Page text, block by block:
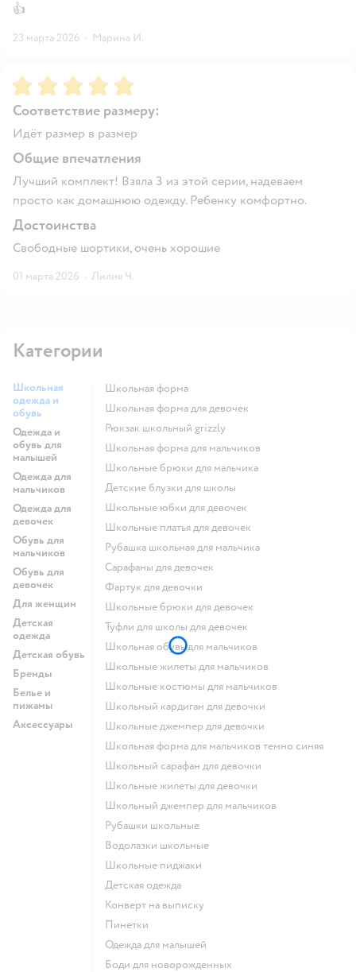
👍
23 марта 2026 · Марина И.
Рейтинг:5
Соответствие размеру:
Идёт размер в размер
Общие впечатления
Лучший комплект! Взяла 3 из этой серии, надеваем
просто как домашнюю одежду. Ребенку комфортно.
Достоинства
Свободные шортики, очень хорошие
01 марта 2026 · Лилия Ч.
Категории
Школьная
одежда и
обувь
Одежда и
обувь для
малышей
Одежда для
мальчиков
Одежда для
девочек
Обувь для
мальчиков
Обувь для
девочек
Для женщин
Детская
одежда
Детская обувь
Бренды
Белье и
пижамы
Аксессуары
Школьная форма
Школьная форма для девочек
Рюкзак школьный grizzly
Школьная форма для мальчиков
Школьные брюки для мальчика
Детские блузки для школы
Школьные юбки для девочек
Школьные платья для девочек
Рубашка школьная для мальчика
Сарафаны для девочек
Фартук для девочки
Школьные брюки для девочек
Туфли для школы для девочек
Школьная обувь для мальчиков
Школьные жилеты для мальчиков
Школьные костюмы для мальчиков
Школьный кардиган для девочки
Школьные джемпер для девочки
Школьная форма для мальчиков темно синяя
Школьный сарафан для девочки
Школьные жилеты для девочки
Школьный джемпер для мальчиков
Рубашки школьные
Водолазки школьные
Школьные пиджаки
Детская одежда
Конверт на выписку
Пинетки
Одежда для малышей
Боди для новорожденных